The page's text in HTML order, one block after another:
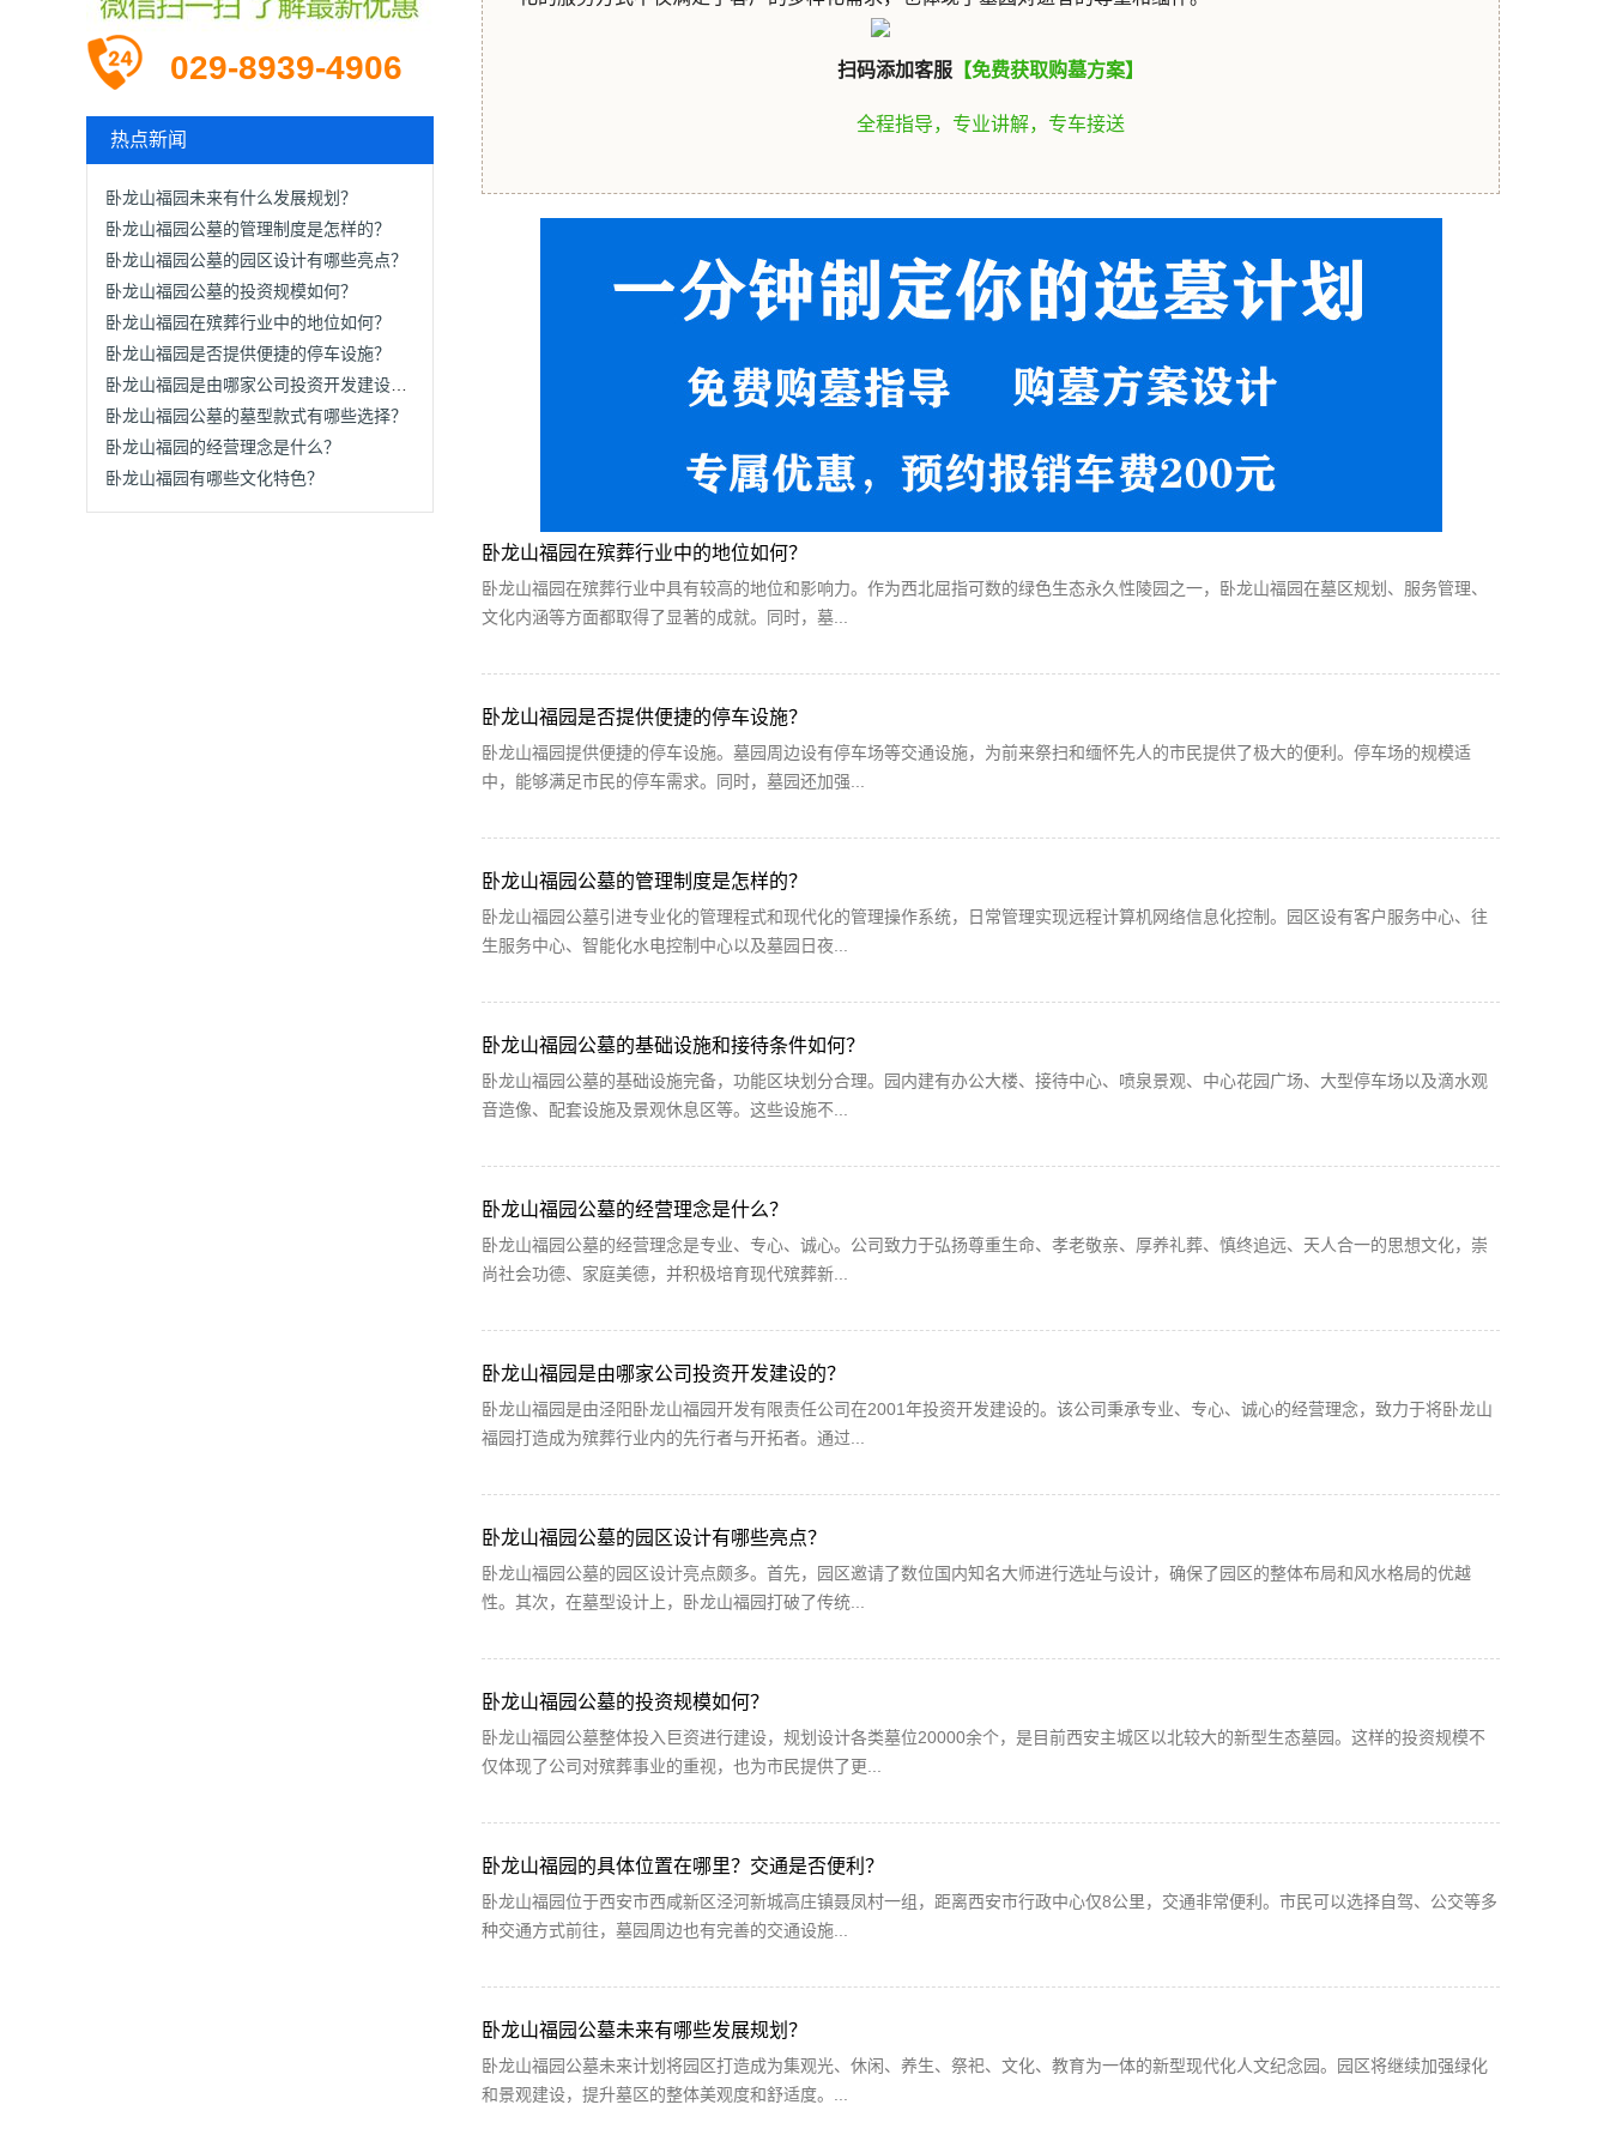
029-8939-4906
热点新闻
卧龙山福园未来有什么发展规划？
卧龙山福园公墓的管理制度是怎样的？
卧龙山福园公墓的园区设计有哪些亮点？
卧龙山福园公墓的投资规模如何？
卧龙山福园在殡葬行业中的地位如何？
卧龙山福园是否提供便捷的停车设施？
卧龙山福园公墓的墓型款式有哪些选择？
卧龙山福园的经营理念是什么？
卧龙山福园有哪些文化特色？
扫码添加客服 【免费获取购墓方案】
全程指导，专业讲解，专车接送
卧龙山福园在殡葬行业中的地位如何？
卧龙山福园在殡葬行业中具有较高的地位和影响力。作为西北屈指可数的绿色生态永久性陵园之一，卧龙山福园在墓区规划、服务管理、
文化内涵等方面都取得了显著的成就。同时，墓...
卧龙山福园是否提供便捷的停车设施？
卧龙山福园提供便捷的停车设施。墓园周边设有停车场等交通设施，为前来祭扫和缅怀先人的市民提供了极大的便利。停车场的规模适
中，能够满足市民的停车需求。同时，墓园还加强...
卧龙山福园公墓的管理制度是怎样的？
卧龙山福园公墓引进专业化的管理程式和现代化的管理操作系统，日常管理实现远程计算机网络信息化控制。园区设有客户服务中心、往
生服务中心、智能化水电控制中心以及墓园日夜...
卧龙山福园公墓的基础设施和接待条件如何？
卧龙山福园公墓的基础设施完备，功能区块划分合理。园内建有办公大楼、接待中心、喷泉景观、中心花园广场、大型停车场以及滴水观
音造像、配套设施及景观休息区等。这些设施不...
卧龙山福园公墓的经营理念是什么？
卧龙山福园公墓的经营理念是专业、专心、诚心。公司致力于弘扬尊重生命、孝老敬亲、厚养礼葬、慎终追远、天人合一的思想文化，崇
尚社会功德、家庭美德，并积极培育现代殡葬新...
卧龙山福园是由哪家公司投资开发建设的？
卧龙山福园是由泾阳卧龙山福园开发有限责任公司在2001年投资开发建设的。该公司秉承专业、专心、诚心的经营理念，致力于将卧龙山
福园打造成为殡葬行业内的先行者与开拓者。通过...
卧龙山福园公墓的园区设计有哪些亮点？
卧龙山福园公墓的园区设计亮点颇多。首先，园区邀请了数位国内知名大师进行选址与设计，确保了园区的整体布局和风水格局的优越
性。其次，在墓型设计上，卧龙山福园打破了传统...
卧龙山福园公墓的投资规模如何？
卧龙山福园公墓整体投入巨资进行建设，规划设计各类墓位20000余个，是目前西安主城区以北较大的新型生态墓园。这样的投资规模不
仅体现了公司对殡葬事业的重视，也为市民提供了更...
卧龙山福园的具体位置在哪里？交通是否便利？
卧龙山福园位于西安市西咸新区泾河新城高庄镇聂凤村一组，距离西安市行政中心仅8公里，交通非常便利。市民可以选择自驾、公交等多
种交通方式前往，墓园周边也有完善的交通设施...
卧龙山福园公墓未来有哪些发展规划？
卧龙山福园公墓未来计划将园区打造成为集观光、休闲、养生、祭祀、文化、教育为一体的新型现代化人文纪念园。园区将继续加强绿化
和景观建设，提升墓区的整体美观度和舒适度。...